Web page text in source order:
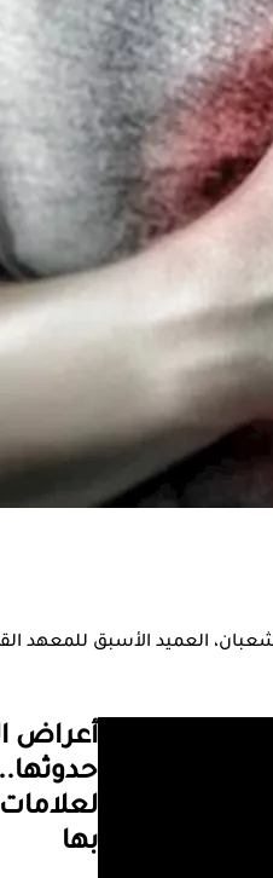
شعبان، العميد الأسبق للمعهد
أعراض
حدوثها..
بها